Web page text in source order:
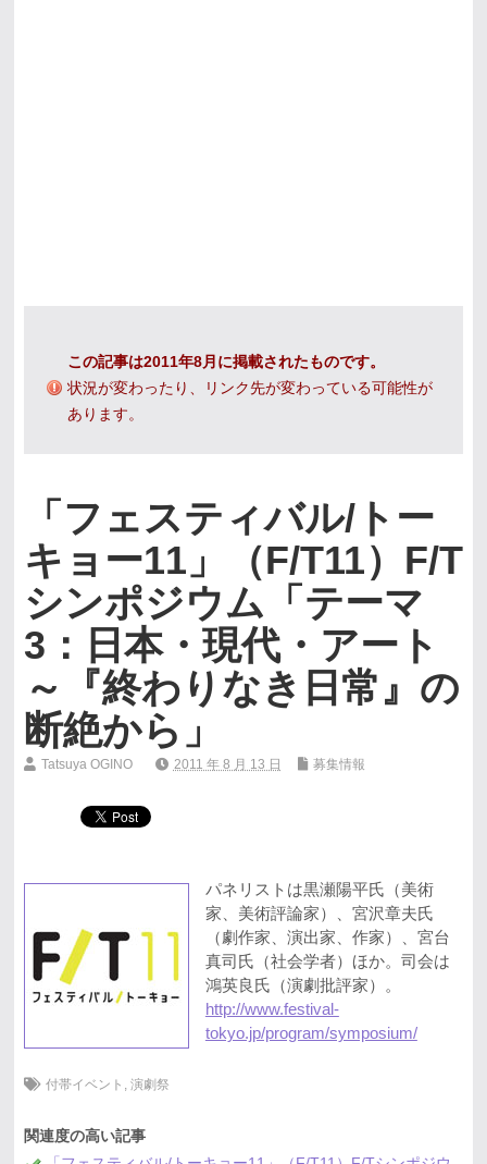
この記事は2011年8月に掲載されたものです。
状況が変わったり、リンク先が変わっている可能性が
あります。
「フェスティバル/トー
キョー11」（F/T11）F/T
シンポジウム「テーマ
3：日本・現代・アート
～『終わりなき日常』の
断絶から」
Tatsuya OGINO 2011 年 8 月 13 日 募集情報
パネリストは黒瀬陽平氏（美術
家、美術評論家）、宮沢章夫氏
（劇作家、演出家、作家）、宮台
真司氏（社会学者）ほか。司会は
鴻英良氏（演劇批評家）。
http://www.festival-
tokyo.jp/program/symposium/
付帯イベント , 演劇祭
関連度の高い記事